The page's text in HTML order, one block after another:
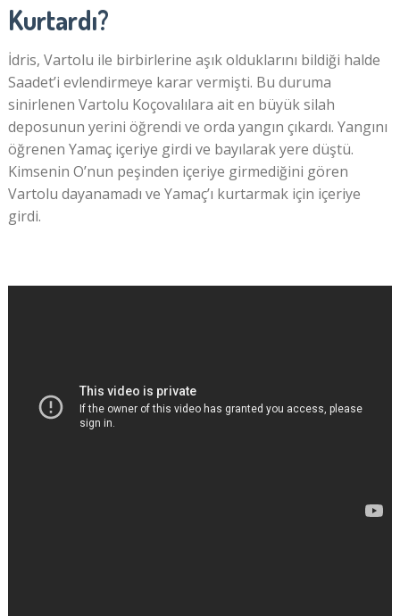
Kurtardı?
İdris, Vartolu ile birbirlerine aşık olduklarını bildiği halde
Saadet’i evlendirmeye karar vermişti. Bu duruma
sinirlenen Vartolu Koçovalılara ait en büyük silah
deposunun yerini öğrendi ve orda yangın çıkardı. Yangını
öğrenen Yamaç içeriye girdi ve bayılarak yere düştü.
Kimsenin O’nun peşinden içeriye girmediğini gören
Vartolu dayanamadı ve Yamaç’ı kurtarmak için içeriye
girdi.